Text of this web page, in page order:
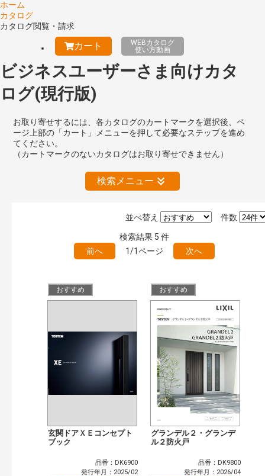
ホーム
カタログ
カタログ閲覧・請求
カート
WEBカタログ
使い方動画
ビジネスユーザーさま向けカタ
ログ(現行版)
お取り寄せするには、各カタログのカートマークを選択後、ペ
ージ上部の「カート」メニューを押して必要なステップを進め
てください。
（カートマークのないカタログはお取り寄せできません）
検索メニュー
絞り込みの解除
旧版（WEBカタログ）
キーワード検索（あいまい）
目次も検索 検 索
おすすめハッシュタグ
まずはここから（7）
施工イメージ・アイデア集（5）
リフォームおすすめ（6）
省エネ住宅関連（2）
窓・シャッター（1）
玄関ドア・引戸（5）
インテリア建材（6）
浴室（10）
太陽光発電・屋根・外壁（1）
件数
並べ替え
検索結果 5 件
前へ
1/1ページ 次へ
おすすめ
玄関ドアＸＥコンセプト
ブック
品番：DK6900
発行年月：2025/02
おすすめ
グランデル２・グランデ
ル２防火戸
品番：DK9800
発行年月：2026/04